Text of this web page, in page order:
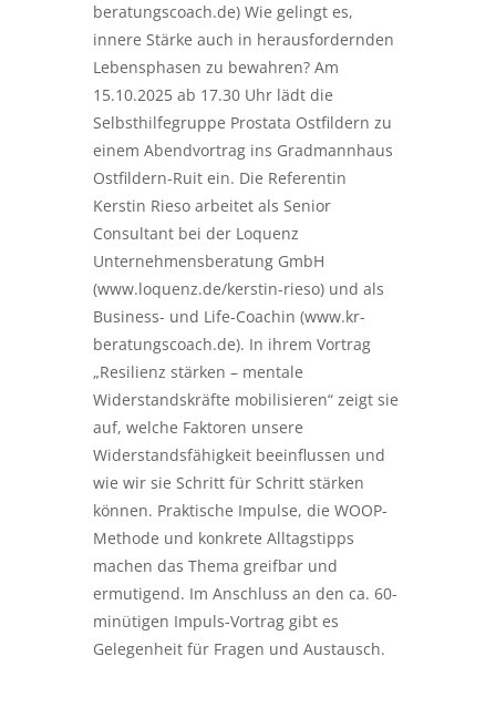
beratungscoach.de) Wie gelingt es,
innere Stärke auch in herausfordernden
Lebensphasen zu bewahren? Am
15.10.2025 ab 17.30 Uhr lädt die
Selbsthilfegruppe Prostata Ostfildern zu
einem Abendvortrag ins Gradmannhaus
Ostfildern-Ruit ein. Die Referentin
Kerstin Rieso arbeitet als Senior
Consultant bei der Loquenz
Unternehmensberatung GmbH
(www.loquenz.de/kerstin-rieso) und als
Business- und Life-Coachin (www.kr-
beratungscoach.de). In ihrem Vortrag
„Resilienz stärken – mentale
Widerstandskräfte mobilisieren“ zeigt sie
auf, welche Faktoren unsere
Widerstandsfähigkeit beeinflussen und
wie wir sie Schritt für Schritt stärken
können. Praktische Impulse, die WOOP-
Methode und konkrete Alltagstipps
machen das Thema greifbar und
ermutigend. Im Anschluss an den ca. 60-
minütigen Impuls-Vortrag gibt es
Gelegenheit für Fragen und Austausch.